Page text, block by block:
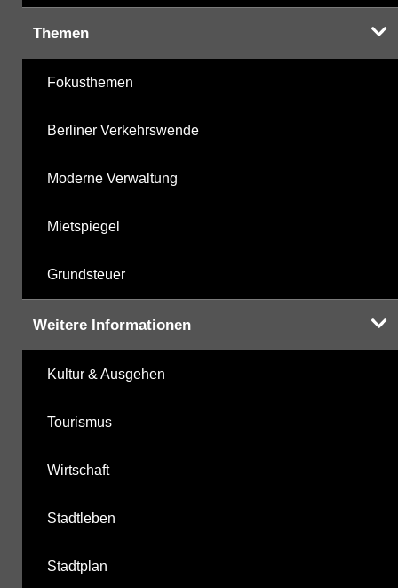
Themen
Fokusthemen
Berliner Verkehrswende
Moderne Verwaltung
Mietspiegel
Grundsteuer
Weitere Informationen
Kultur & Ausgehen
Tourismus
Wirtschaft
Stadtleben
Stadtplan